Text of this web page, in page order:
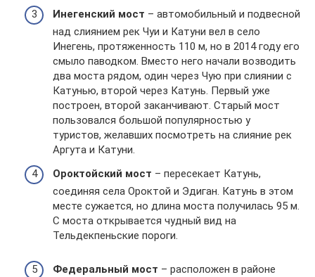
Инегенский мост – автомобильный и подвесной
над слиянием рек Чуи и Катуни вел в село
Инегень, протяженность 110 м, но в 2014 году его
смыло паводком. Вместо него начали возводить
два моста рядом, один через Чую при слиянии с
Катунью, второй через Катунь. Первый уже
построен, второй заканчивают. Старый мост
пользовался большой популярностью у
туристов, желавших посмотреть на слияние рек
Аргута и Катуни.
Ороктойский мост – пересекает Катунь,
соединяя села Ороктой и Эдиган. Катунь в этом
месте сужается, но длина моста получилась 95 м.
С моста открывается чудный вид на
Тельдекпеньские пороги.
Федеральный мост – расположен в районе